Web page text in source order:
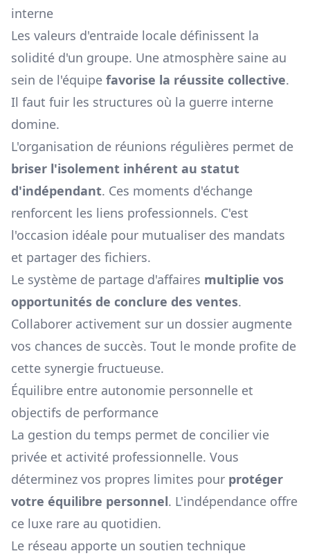
interne
Les valeurs d'entraide locale définissent la
solidité d'un groupe. Une atmosphère saine au
sein de l'équipe favorise la réussite collective.
Il faut fuir les structures où la guerre interne
domine.
L'organisation de réunions régulières permet de
briser l'isolement inhérent au statut
d'indépendant. Ces moments d'échange
renforcent les liens professionnels. C'est
l'occasion idéale pour mutualiser des mandats
et partager des fichiers.
Le système de partage d'affaires multiplie vos
opportunités de conclure des ventes.
Collaborer activement sur un dossier augmente
vos chances de succès. Tout le monde profite de
cette synergie fructueuse.
Équilibre entre autonomie personnelle et
objectifs de performance
La gestion du temps permet de concilier vie
privée et activité professionnelle. Vous
déterminez vos propres limites pour protéger
votre équilibre personnel. L'indépendance offre
ce luxe rare au quotidien.
Le réseau apporte un soutien technique